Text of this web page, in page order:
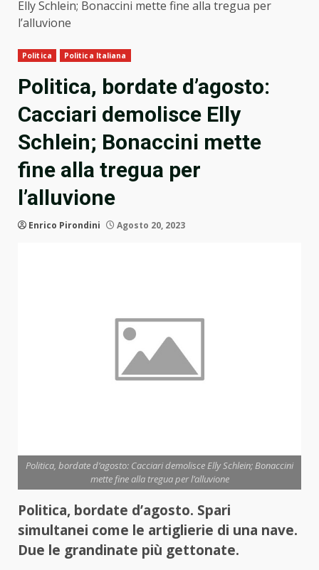
Elly Schlein; Bonaccini mette fine alla tregua per
l’alluvione
Politica Politica Italiana
Politica, bordate d’agosto:
Cacciari demolisce Elly
Schlein; Bonaccini mette
fine alla tregua per
l’alluvione
Enrico Pirondini Agosto 20, 2023
Politica, bordate d’agosto: Cacciari demolisce Elly Schlein; Bonaccini
mette fine alla tregua per l’alluvione
Politica, bordate d’agosto. Spari
simultanei come le artiglierie di una nave.
Due le grandinate più gettonate.